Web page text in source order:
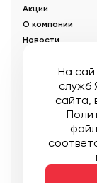
Акции
О компании
Новости
© Управляющая
характер и не
Мы в соцсетях:
Публичная оферта
Карта сайта
На
служб
сайта,